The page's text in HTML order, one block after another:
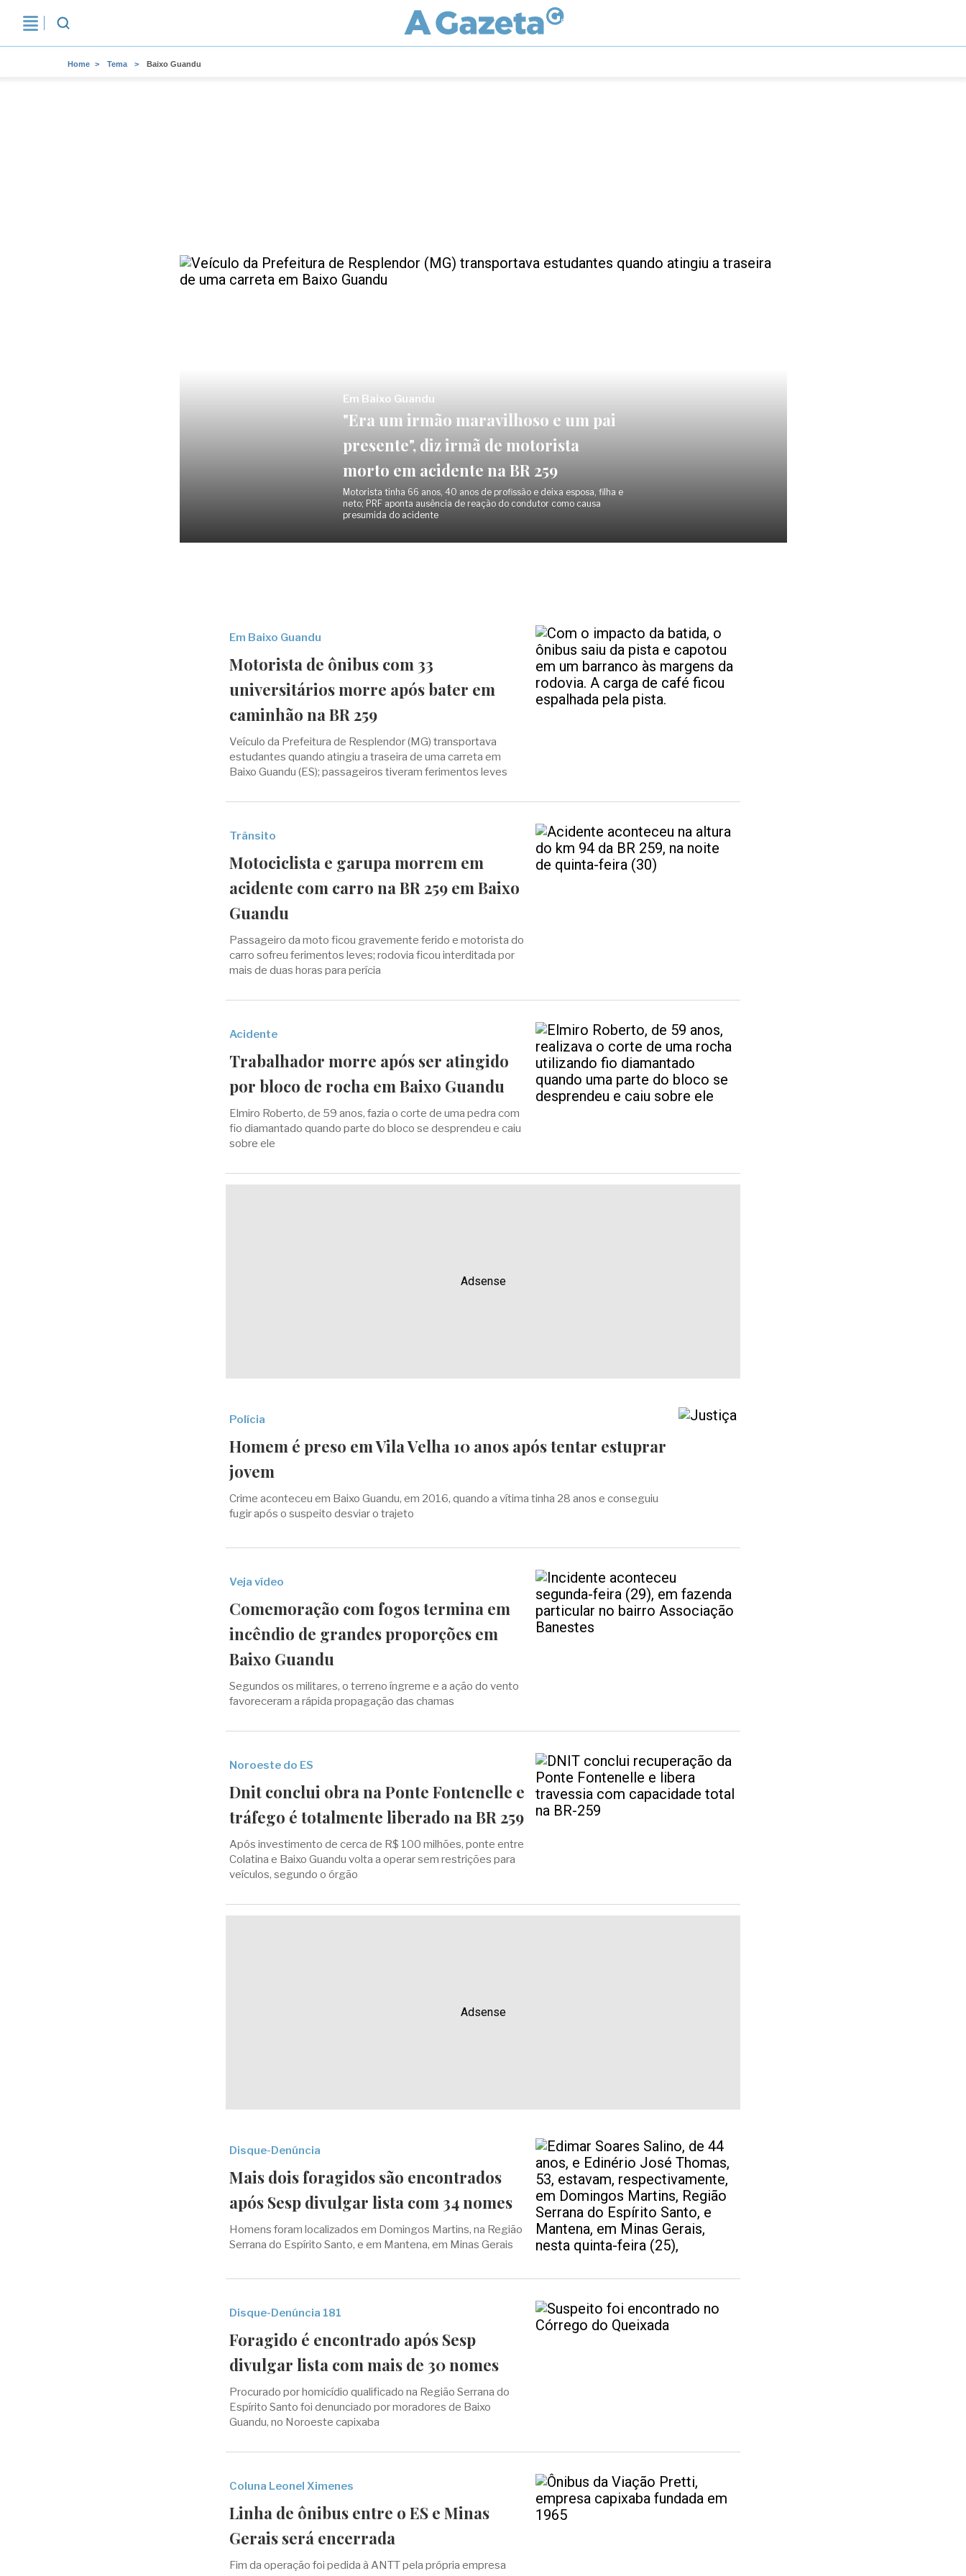
Home Tema Baixo Guandu
Em Baixo Guandu
"Era um irmão maravilhoso e um pai
presente", diz irmã de motorista
morto em acidente na BR 259
Motorista tinha 66 anos, 40 anos de profissão e deixa esposa, filha e
neto; PRF aponta ausência de reação do condutor como causa
presumida do acidente
Em Baixo Guandu
Motorista de ônibus com 33
universitários morre após bater em
caminhão na BR 259
Veículo da Prefeitura de Resplendor (MG) transportava
estudantes quando atingiu a traseira de uma carreta em
Baixo Guandu (ES); passageiros tiveram ferimentos leves
Trânsito
Motociclista e garupa morrem em
acidente com carro na BR 259 em Baixo
Guandu
Passageiro da moto ficou gravemente ferido e motorista do
carro sofreu ferimentos leves; rodovia ficou interditada por
mais de duas horas para perícia
Acidente
Trabalhador morre após ser atingido
por bloco de rocha em Baixo Guandu
Elmiro Roberto, de 59 anos, fazia o corte de uma pedra com
fio diamantado quando parte do bloco se desprendeu e caiu
sobre ele
Adsense
Polícia
Homem é preso em Vila Velha 10 anos após tentar estuprar
jovem
Crime aconteceu em Baixo Guandu, em 2016, quando a vítima tinha 28 anos e conseguiu
fugir após o suspeito desviar o trajeto
Veja vídeo
Comemoração com fogos termina em
incêndio de grandes proporções em
Baixo Guandu
Segundos os militares, o terreno íngreme e a ação do vento
favoreceram a rápida propagação das chamas
Noroeste do ES
Dnit conclui obra na Ponte Fontenelle e
tráfego é totalmente liberado na BR 259
Após investimento de cerca de R$ 100 milhões, ponte entre
Colatina e Baixo Guandu volta a operar sem restrições para
veículos, segundo o órgão
Adsense
Disque-Denúncia
Mais dois foragidos são encontrados
após Sesp divulgar lista com 34 nomes
Homens foram localizados em Domingos Martins, na Região
Serrana do Espírito Santo, e em Mantena, em Minas Gerais
Disque-Denúncia 181
Foragido é encontrado após Sesp
divulgar lista com mais de 30 nomes
Procurado por homicídio qualificado na Região Serrana do
Espírito Santo foi denunciado por moradores de Baixo
Guandu, no Noroeste capixaba
Coluna Leonel Ximenes
Linha de ônibus entre o ES e Minas
Gerais será encerrada
Fim da operação foi pedida à ANTT pela própria empresa